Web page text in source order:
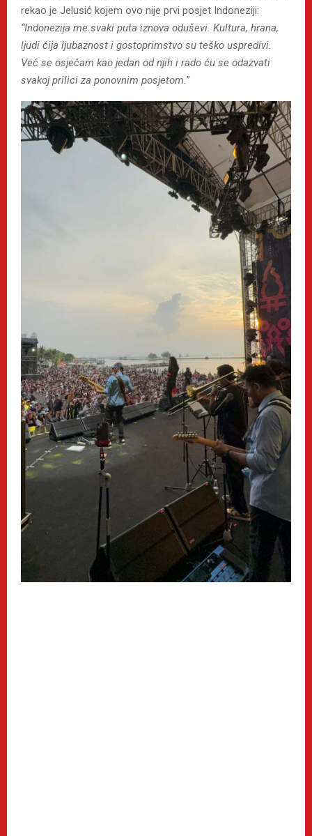
rekao je Jelusić kojem ovo nije prvi posjet Indoneziji:
“Indonezija me svaki puta iznova oduševi. Kultura, hrana,
ljudi čija ljubaznost i gostoprimstvo su teško uspredivi.
Već se osjećam kao jedan od njih i rado ću se odazvati
svakoj prilici za ponovnim posjetom.”